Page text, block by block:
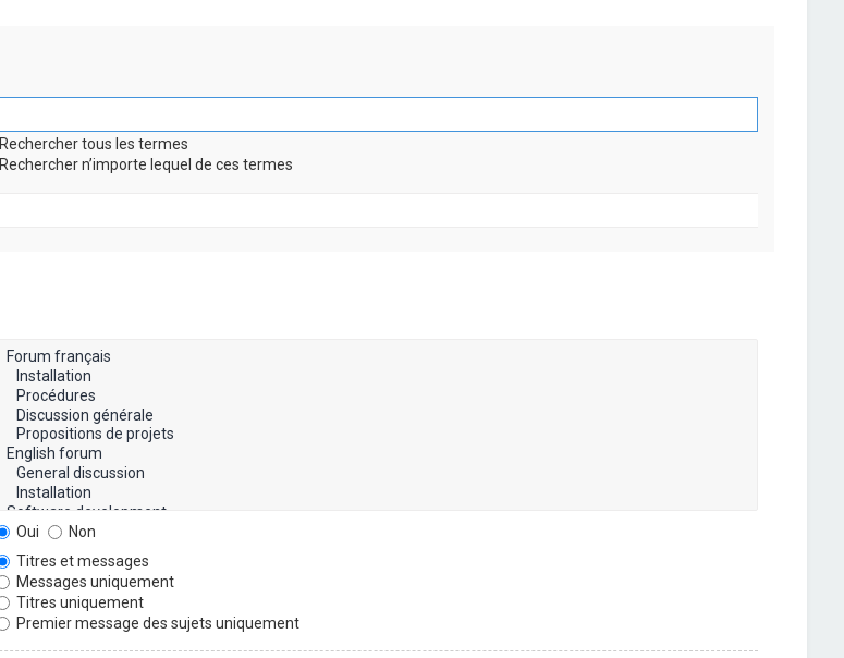
Rechercher tous les termes
Rechercher n’importe lequel de ces termes
Oui
Non
Titres et messages
Messages uniquement
Titres uniquement
Premier message des sujets uniquement